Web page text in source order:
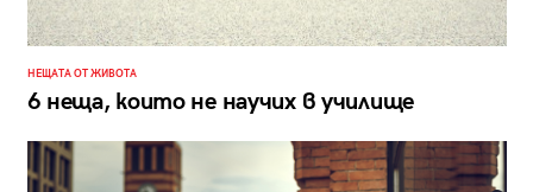
НЕЩАТА ОТ ЖИВОТА
6 неща, които не научих в училище